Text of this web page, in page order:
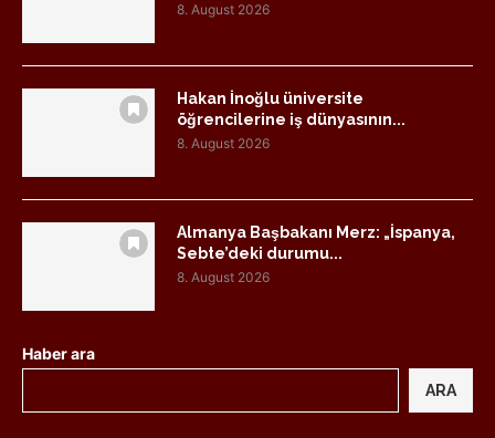
8. August 2026
Hakan İnoğlu üniversite
öğrencilerine iş dünyasının...
8. August 2026
Almanya Başbakanı Merz: „İspanya,
Sebte’deki durumu...
8. August 2026
Haber ara
ARA